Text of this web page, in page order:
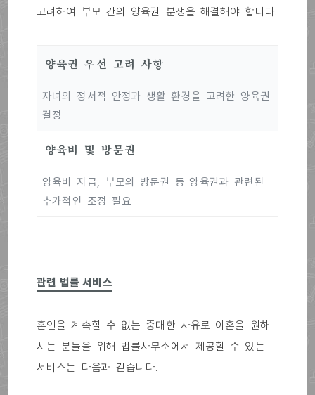
고려하여 부모 간의 양육권 분쟁을 해결해야 합니다.
양육권 우선 고려 사항
자녀의 정서적 안정과 생활 환경을 고려한 양육권
결정
양육비 및 방문권
양육비 지급, 부모의 방문권 등 양육권과 관련된
추가적인 조정 필요
관련 법률 서비스
혼인을 계속할 수 없는 중대한 사유로 이혼을 원하
시는 분들을 위해 법률사무소에서 제공할 수 있는
서비스는 다음과 같습니다.